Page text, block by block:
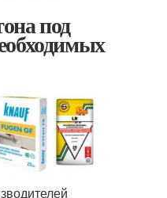
под